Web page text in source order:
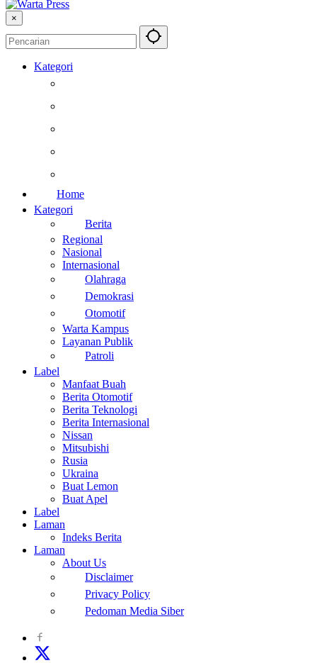
×
Kategori
Home
Kategori
Berita
Regional
Nasional
Internasional
Olahraga
Demokrasi
Otomotif
Warta Kampus
Layanan Publik
Patroli
Label
Manfaat Buah
Berita Otomotif
Berita Teknologi
Berita Internasional
Nissan
Mitsubishi
Rusia
Ukraina
Buat Lemon
Buat Apel
Label
Laman
Indeks Berita
Laman
About Us
Disclaimer
Privacy Policy
Pedoman Media Siber